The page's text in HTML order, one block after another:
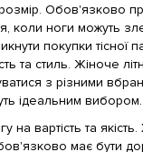
Обов'язково
коли ноги можуть
покупки тісної
та стиль. Жіноче
з різними
ідеальним вибором.
на вартість та
має бути